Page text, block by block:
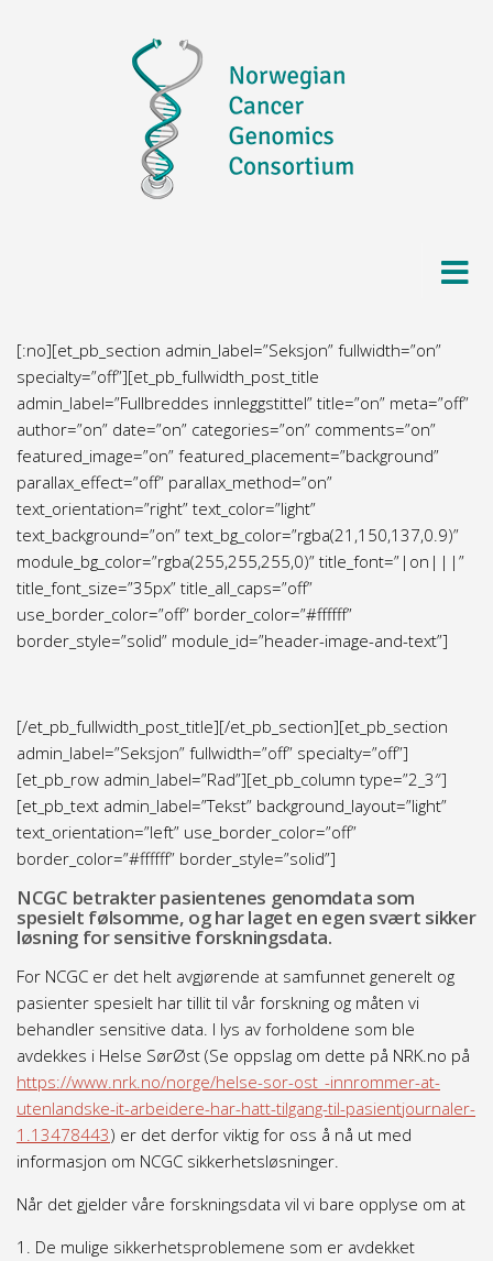
Skip to content
[:no][et_pb_section admin_label=”Seksjon” fullwidth=”on”
specialty=”off”][et_pb_fullwidth_post_title
admin_label=”Fullbreddes innleggstittel” title=”on” meta=”off”
author=”on” date=”on” categories=”on” comments=”on”
featured_image=”on” featured_placement=”background”
parallax_effect=”off” parallax_method=”on”
text_orientation=”right” text_color=”light”
text_background=”on” text_bg_color=”rgba(21,150,137,0.9)”
module_bg_color=”rgba(255,255,255,0)” title_font=”|on|||”
title_font_size=”35px” title_all_caps=”off”
use_border_color=”off” border_color=”#ffffff”
border_style=”solid” module_id=”header-image-and-text”]
[/et_pb_fullwidth_post_title][/et_pb_section][et_pb_section
admin_label=”Seksjon” fullwidth=”off” specialty=”off”]
[et_pb_row admin_label=”Rad”][et_pb_column type=”2_3″]
[et_pb_text admin_label=”Tekst” background_layout=”light”
text_orientation=”left” use_border_color=”off”
border_color=”#ffffff” border_style=”solid”]
NCGC betrakter pasientenes genomdata som
spesielt følsomme, og har laget en egen svært sikker
løsning for sensitive forskningsdata.
For NCGC er det helt avgjørende at samfunnet generelt og
pasienter spesielt har tillit til vår forskning og måten vi
behandler sensitive data. I lys av forholdene som ble
avdekkes i Helse SørØst (Se oppslag om dette på NRK.no på
https://www.nrk.no/norge/helse-sor-ost_-innrommer-at-
utenlandske-it-arbeidere-har-hatt-tilgang-til-pasientjournaler-
1.13478443) er det derfor viktig for oss å nå ut med
informasjon om NCGC sikkerhetsløsninger.
Når det gjelder våre forskningsdata vil vi bare opplyse om at
1. De mulige sikkerhetsproblemene som er avdekket